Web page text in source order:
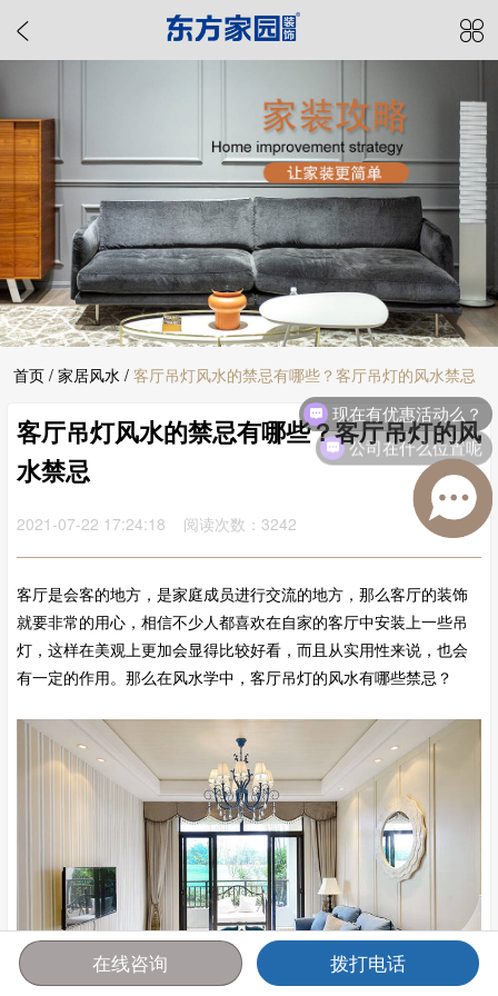
首页 / 家居风水 / 客厅吊灯风水的禁忌有哪些？客厅吊灯的风水禁忌
客厅吊灯风水的禁忌有哪些？客厅吊灯的风
水禁忌
2021-07-22 17:24:18 阅读次数：3242
客厅是会客的地方，是家庭成员进行交流的地方，那么客厅的装饰
就要非常的用心，相信不少人都喜欢在自家的客厅中安装上一些吊
灯，这样在美观上更加会显得比较好看，而且从实用性来说，也会
有一定的作用。那么在风水学中，客厅吊灯的风水有哪些禁忌？
首页 报价 电话 咨询
现在有优惠活动么？
公司在什么位置呢
在线咨询 拨打电话